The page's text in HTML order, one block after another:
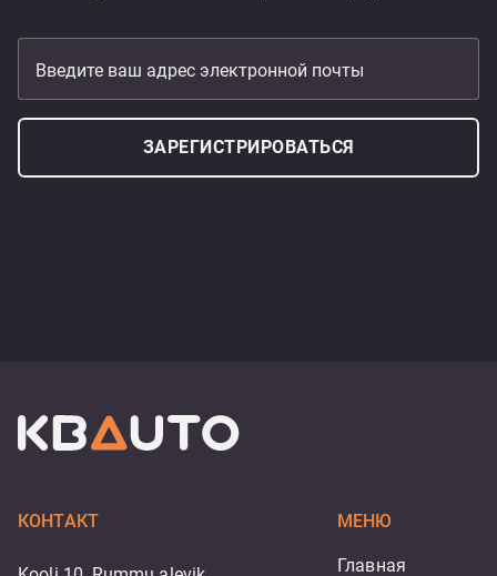
Введите ваш адрес электронной почты
ЗАРЕГИСТРИРОВАТЬСЯ
КОНТАКТ МЕНЮ
Главная